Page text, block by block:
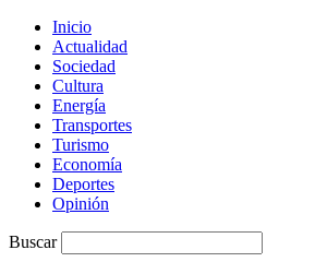
Inicio
Actualidad
Sociedad
Cultura
Energía
Transportes
Turismo
Economía
Deportes
Opinión
Buscar